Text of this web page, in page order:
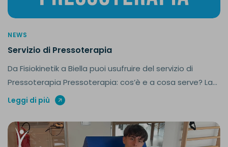
NEWS
Servizio di Pressoterapia
Da Fisiokinetik a Biella puoi usufruire del servizio di
Pressoterapia Pressoterapia: cos’è e a cosa serve? La...
Leggi di più